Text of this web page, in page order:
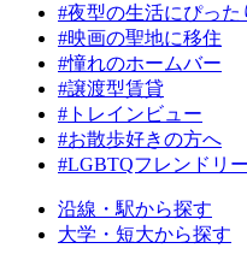
#夜型の生活にぴった
#映画の聖地に移住
#憧れのホームバー
#譲渡型賃貸
#トレインビュー
#お散歩好きの方へ
#LGBTQフレンドリー
沿線・駅から探す
大学・短大から探す